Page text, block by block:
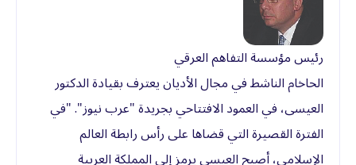
رئيس مؤسسة التفاهم العرقي
الحاخام الناشط في مجال الأديان يعترف بقيادة الدكتور
العيسى، في العمود الافتتاحي بجريدة "عرب نيوز". "في
الفترة القصيرة التي قضاها على رأس رابطة العالم
الإسلامي، أصبح العيسى يرمز إلى المملكة العربية